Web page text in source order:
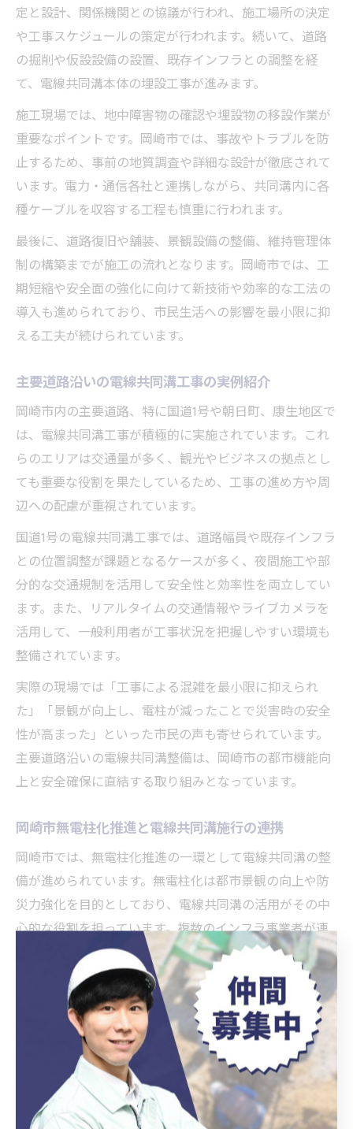
定と設計、関係機関との協議が行われ、施工場所の決定
や工事スケジュールの策定が行われます。続いて、道路
の掘削や仮設設備の設置、既存インフラとの調整を経
て、電線共同溝本体の埋設工事が進みます。
施工現場では、地中障害物の確認や埋設物の移設作業が
重要なポイントです。岡崎市では、事故やトラブルを防
止するため、事前の地質調査や詳細な設計が徹底されて
います。電力・通信各社と連携しながら、共同溝内に各
種ケーブルを収容する工程も慎重に行われます。
最後に、道路復旧や舗装、景観設備の整備、維持管理体
制の構築までが施工の流れとなります。岡崎市では、工
期短縮や安全面の強化に向けて新技術や効率的な工法の
導入も進められており、市民生活への影響を最小限に抑
える工夫が続けられています。
主要道路沿いの電線共同溝工事の実例紹介
岡崎市内の主要道路、特に国道1号や朝日町、康生地区で
は、電線共同溝工事が積極的に実施されています。これ
らのエリアは交通量が多く、観光やビジネスの拠点とし
ても重要な役割を果たしているため、工事の進め方や周
辺への配慮が重視されています。
国道1号の電線共同溝工事では、道路幅員や既存インフラ
との位置調整が課題となるケースが多く、夜間施工や部
分的な交通規制を活用して安全性と効率性を両立してい
ます。また、リアルタイムの交通情報やライブカメラを
活用して、一般利用者が工事状況を把握しやすい環境も
整備されています。
実際の現場では「工事による混雑を最小限に抑えられ
た」「景観が向上し、電柱が減ったことで災害時の安全
性が高まった」といった市民の声も寄せられています。
主要道路沿いの電線共同溝整備は、岡崎市の都市機能向
上と安全確保に直結する取り組みとなっています。
岡崎市無電柱化推進と電線共同溝施行の連携
岡崎市では、無電柱化推進の一環として電線共同溝の整
備が進められています。無電柱化は都市景観の向上や防
災力強化を目的としており、電線共同溝の活用がその中
心的な役割を担っています。複数のインフラ事業者が連
携し、効率的な地中化工事を進めることで、コスト削減
と事業期間短縮が実現されています。
無電柱化推進と電線共同溝施行は、計画段階から密接に
連携し、対象道路の選定や工事工程の調整が行われてい
ます。岡崎市では、景観や安全性が特に求められるエリ
アを優先整備し、道路利用者や住民への影響を考慮した
工事計画が策定されています。